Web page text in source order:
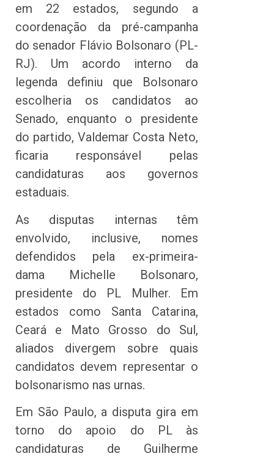
em 22 estados, segundo a
coordenação da pré-campanha
do senador Flávio Bolsonaro (PL-
RJ). Um acordo interno da
legenda definiu que Bolsonaro
escolheria os candidatos ao
Senado, enquanto o presidente
do partido, Valdemar Costa Neto,
ficaria responsável pelas
candidaturas aos governos
estaduais.
As disputas internas têm
envolvido, inclusive, nomes
defendidos pela ex-primeira-
dama Michelle Bolsonaro,
presidente do PL Mulher. Em
estados como Santa Catarina,
Ceará e Mato Grosso do Sul,
aliados divergem sobre quais
candidatos devem representar o
bolsonarismo nas urnas.
Em São Paulo, a disputa gira em
torno do apoio do PL às
candidaturas de Guilherme